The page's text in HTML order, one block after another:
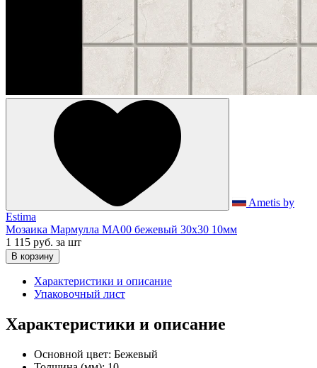
Ametis by
Estima
Мозаика Мармулла MA00 бежевый 30x30 10мм
1 115 руб. за шт
В корзину
Характеристики и описание
Упаковочный лист
Характеристики и описание
Основной цвет: Бежевый